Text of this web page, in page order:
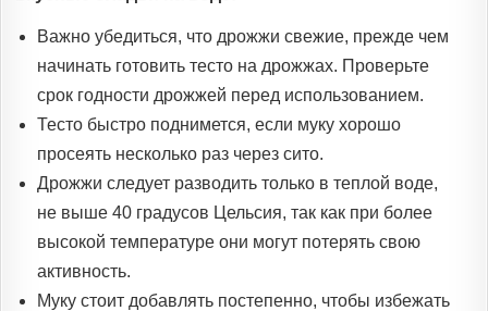
Важно убедиться, что дрожжи свежие, прежде чем
начинать готовить тесто на дрожжах. Проверьте
срок годности дрожжей перед использованием.
Тесто быстро поднимется, если муку хорошо
просеять несколько раз через сито.
Дрожжи следует разводить только в теплой воде,
не выше 40 градусов Цельсия, так как при более
высокой температуре они могут потерять свою
активность.
Муку стоит добавлять постепенно, чтобы избежать